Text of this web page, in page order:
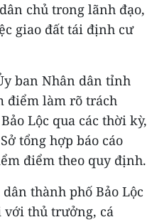
chủ trong lãnh đạo,
giao đất tái định cư
ban Nhân dân tỉnh
điểm làm rõ trách
Lộc qua các thời kỳ,
tổng hợp báo cáo
điểm theo quy định.
thành phố Bảo Lộc
với thủ trưởng, cá